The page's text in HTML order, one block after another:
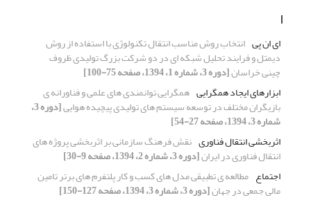
ا
ای ان پی انتخاب روش مناسب انتقال تکنولوژی با استفاده از روش
دیمتل و فرایند تحلیل شبکه ای در دو شرکت بزرگ تولیدی ظروف
چینی خراسان[دوره 3، شماره 1، 1394، صفحه 75-100]
ابزارهای ایجاد همگرایی همگرایی توانمندی های علمی و فناورانه ی
بازیگران مختلف در توسعه سیستم های تولیدی پیچیده هوایی [دوره 3،
شماره 3، 1394، صفحه 27-54]
اثربخشی انتقال فناوری نقش فرهنگ سازمانی بر اثربخشی پروژه های
انتقال فناوری در ایران[دوره 3، شماره 2، 1394، صفحه 9-30]
اجتماع مطالعه ی تطبیقی مدل های کسب و کار پلتفرم های برتر تامین
مالی جمعی در جهان[دوره 3، شماره 3، 1394، صفحه 127-150]